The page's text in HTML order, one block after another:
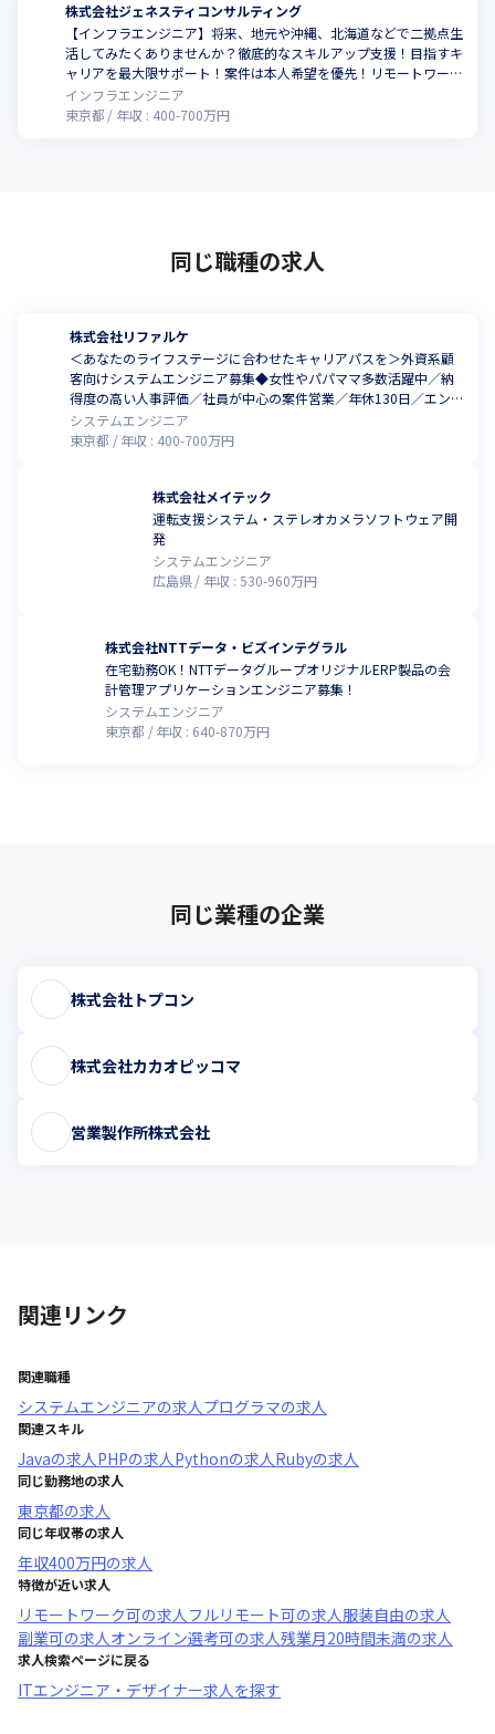
株式会社ジェネスティコンサルティング
【インフラエンジニア】将来、地元や沖縄、北海道などで二拠点生
活してみたくありませんか？徹底的なスキルアップ支援！目指すキ
ャリアを最大限サポート！案件は本人希望を優先！リモートワーク
OK！自社開発＆勉強カフェ始めました！
インフラエンジニア
東京都
年収 : 400-700万円
同じ職種の求人
株式会社リファルケ
＜あなたのライフステージに合わせたキャリアパスを＞外資系顧
客向けシステムエンジニア募集◆女性やパパママ多数活躍中／納
得度の高い人事評価／社員が中心の案件営業／年休130日／エン
ジニア定着率97%
システムエンジニア
東京都
年収 : 400-700万円
株式会社メイテック
運転支援システム・ステレオカメラソフトウェア開
発
システムエンジニア
広島県
年収 : 530-960万円
株式会社NTTデータ・ビズインテグラル
在宅勤務OK！NTTデータグループオリジナルERP製品の会
計管理アプリケーションエンジニア募集！
システムエンジニア
東京都
年収 : 640-870万円
同じ業種の企業
株式会社トプコン
株式会社カカオピッコマ
営業製作所株式会社
関連リンク
関連職種
システムエンジニアの求人プログラマの求人
関連スキル
Javaの求人PHPの求人Pythonの求人Rubyの求人
同じ勤務地の求人
東京都の求人
同じ年収帯の求人
年収400万円の求人
特徴が近い求人
リモートワーク可の求人フルリモート可の求人服装自由の求人
副業可の求人オンライン選考可の求人残業月20時間未満の求人
求人検索ページに戻る
ITエンジニア・デザイナー求人を探す